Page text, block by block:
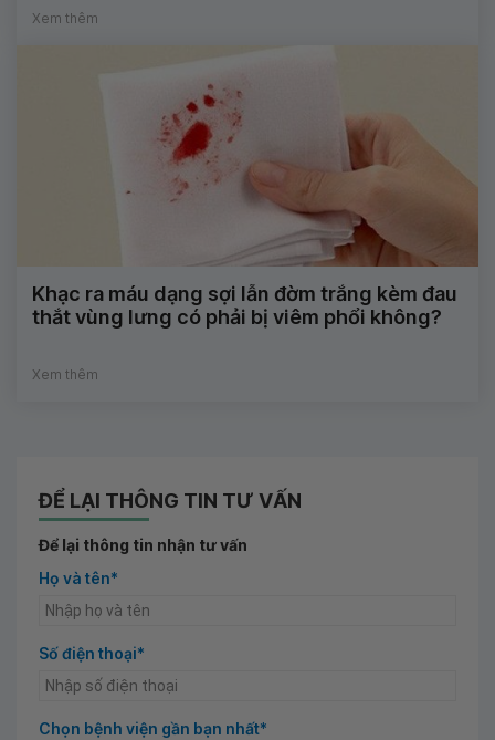
Xem thêm
Khạc ra máu dạng sợi lẫn đờm trắng kèm đau
thắt vùng lưng có phải bị viêm phổi không?
Xem thêm
ĐỂ LẠI THÔNG TIN TƯ VẤN
Để lại thông tin nhận tư vấn
Họ và tên*
Số điện thoại*
Chọn bệnh viện gần bạn nhất*